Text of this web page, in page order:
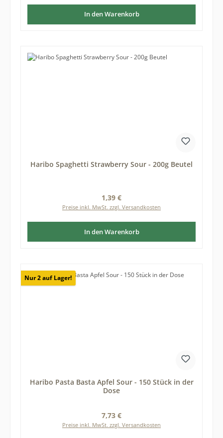
In den Warenkorb
Haribo Spaghetti Strawberry Sour - 200g Beutel
Regulärer Preis:
1,39 €
Preise inkl. MwSt. zzgl. Versandkosten
In den Warenkorb
Nur 2 auf Lager!
Haribo Pasta Basta Apfel Sour - 150 Stück in der
Dose
Regulärer Preis:
7,73 €
Preise inkl. MwSt. zzgl. Versandkosten